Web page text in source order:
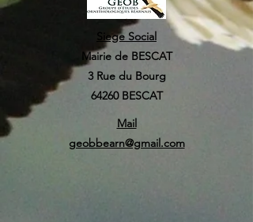
Siege Social
Mairie de BESCAT
3 Rue du Bourg
64260 BESCAT
Mail
geobbearn@gmail.com